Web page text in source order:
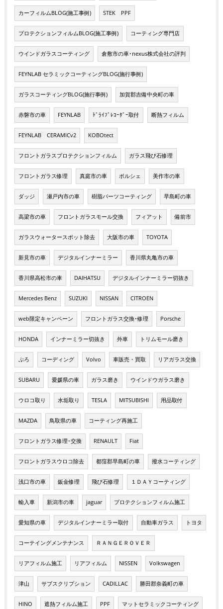
カーフィルムBLOG(施工事例) STEK PPF
プロテクションフィルムBLOG(施工事例) コーティング専門店
ウインドガラスコーティング 倉敷市の車･nexus株式会社の評判
FEYNLAB セラミックコーティングBLOG(施行事例)
ガラスコーティングBLOG(施行事例) 加賀郡吉備中央町の車
赤磐市の車 FEYNLAB ﾄﾞﾗｲﾌﾞﾚｺｰﾀﾞｰ取付 断熱フィルム
FEYNLAB CERAMICv2 KOBOtect
フロントガラスプロテクションフィルム ガラス飛び石修理
フロントガラス修理 真庭市の車 ポルシェ 美作市の車
ダッジ 瀬戸内市の車 樹脂パーツコーティング 早島町の車
高梁市の車 フロントガラスモール交換 フィアット 備前市
ガラスウォータースポット除去 大阪市の車 TOYOTA
新見市の車 デジタルインナーミラー 香川県丸亀市の車
香川県高松市の車 DAIHATSU デジタルインナーミラー切抜き
Mercedes Benz SUZUKI NISSAN CITROEN
web限定キャンペーン フロントガラス交換･修理 Porsche
HONDA インナーミラー切抜き 外車 トリムモール磨き
ぷろ コーディング Volvo 車販売・買取 リアガラス交換
SUBARU 愛媛県の車 ガラス磨き ウインドウガラス磨き
ウロコ取り 水垢取り TESLA MITSUBISHI 用品取付
MAZDA 鳥取県の車 コーティング再施工
フロントガラス修理･交換 RENAULT Fiat
フロントガラスウロコ除去 都窪郡早島町の車 撥水コーティング
浅口市の車 鈑金修理 飛び石修理 １ＤＡＹコーティング
輸入車 新潟市の車 jaguar プロテクションフィルム施工
愛知県の車 デジタルインナーミラー取付 自動車ガラス トヨタ
コーテイングメンテナンス ＲＡＮＧＥＲＯＶＥＲ
リアフィルム施工 リアフィルム NISSEN Volkswagen
津山 サブスクリプション CADILLAC 勝田郡奈義町の車
HINO 遮熱フィルム施工 PPF マットセラミックコーティング